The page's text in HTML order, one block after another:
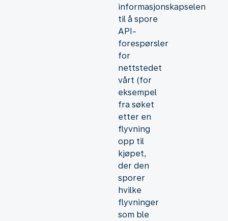
informasjonskapselen
til å spore
API-
forespørsler
for
nettstedet
vårt (for
eksempel
fra søket
etter en
flyvning
opp til
kjøpet,
der den
sporer
hvilke
flyvninger
som ble